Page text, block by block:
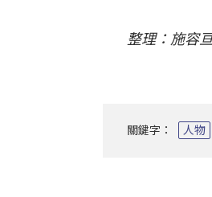
整理：施容
關鍵字： 人物